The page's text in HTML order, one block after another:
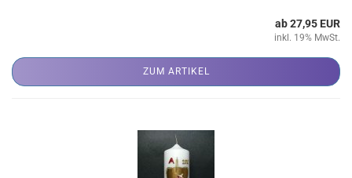
ab 27,95 EUR
inkl. 19% MwSt.
ZUM ARTIKEL